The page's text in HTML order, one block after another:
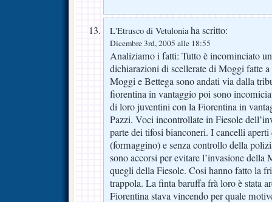
L'Etrusco di Vetuloniaha scritto:
Dicembre 3rd, 2005 alle 18:55
Analiziamo i fatti: Tutto è incominciato
dichiarazioni di scellerate di Moggi fatte
Moggi e Bettega sono andati via dalla
fiorentina in vantaggio poi sono
di loro juventini con la Fiorentina in
Pazzi. Voci incontrollate in Fiesole
parte dei tifosi bianconeri. I cancelli aperti
(formaggino) e senza controllo della
sono accorsi per evitare l’invasione della
quegli della Fiesole. Cosi hanno fatto la
trappola. La finta baruffa frà loro è stata
Fiorentina stava vincendo per quale